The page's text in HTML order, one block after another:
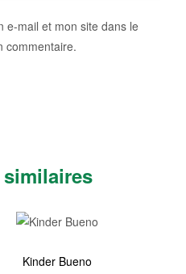
e-mail et mon site dans le
commentaire.
Kinder Bueno